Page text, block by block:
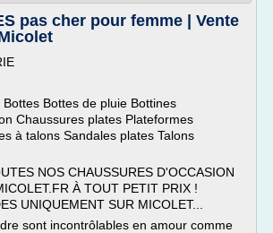
pas cher pour femme | Vente
Bottes de pluie Bottines
Chaussures plates Plateformes
à talons Sandales plates Talons
NOS CHAUSSURES D'OCCASION
À TOUT PETIT PRIX !
UNIQUEMENT SUR MICOLET...
sont incontrôlables en amour comme